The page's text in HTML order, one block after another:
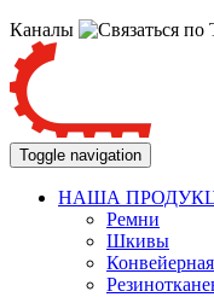
Каналы
Toggle navigation
НАША
Ремни
Шкивы